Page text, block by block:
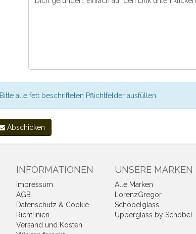
Bitte alle fett beschrifteten Pflichtfelder ausfüllen.
Abschicken
INFORMATIONEN
Impressum
AGB
Datenschutz & Cookie-
Richtlinien
Versand und Kosten
UNSERE MARKEN
Alle Marken
LorenzGregor
Schöbelglass
Upperglass by Schöbel